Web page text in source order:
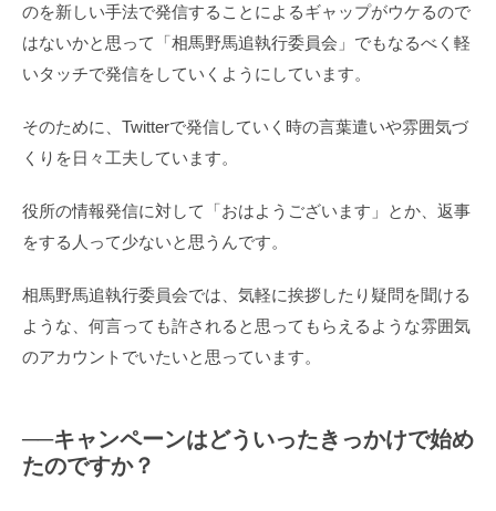
のを新しい手法で発信することによるギャップがウケるので
はないかと思って「相馬野馬追執行委員会」でもなるべく軽
いタッチで発信をしていくようにしています。
そのために、Twitterで発信していく時の言葉遣いや雰囲気づ
くりを日々工夫しています。
役所の情報発信に対して「おはようございます」とか、返事
をする人って少ないと思うんです。
相馬野馬追執行委員会では、気軽に挨拶したり疑問を聞ける
ような、何言っても許されると思ってもらえるような雰囲気
のアカウントでいたいと思っています。
──キャンペーンはどういったきっかけで始め
たのですか？